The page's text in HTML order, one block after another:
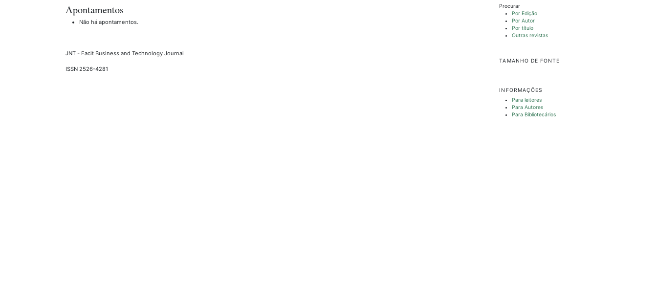
Procurar
Por Edição
Por Autor
Por título
Outras revistas
TAMANHO DE FONTE
INFORMAÇÕES
Para leitores
Para Autores
Para Bibliotecários
Apontamentos
Não há apontamentos.
JNT - Facit Business and Technology Journal
ISSN 2526-4281